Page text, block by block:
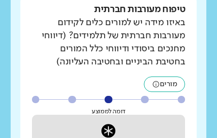
טיפוח מעורבות חברתית
באיזו מידה יש למורים כלים לקידום
מעורבות חברתית של תלמידים? (דיווחי
מחנכים ביסודי ודיווחי כלל המורים
בחטיבת הביניים ובחטיבה העליונה)
מורים
דומה לממוצע